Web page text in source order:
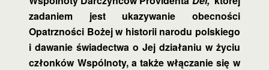
zadaniem jest ukazywanie obecności
Opatrzności Bożej w historii narodu polskiego
i dawanie świadectwa o Jej działaniu w życiu
członków Wspólnoty, a także włączanie się w